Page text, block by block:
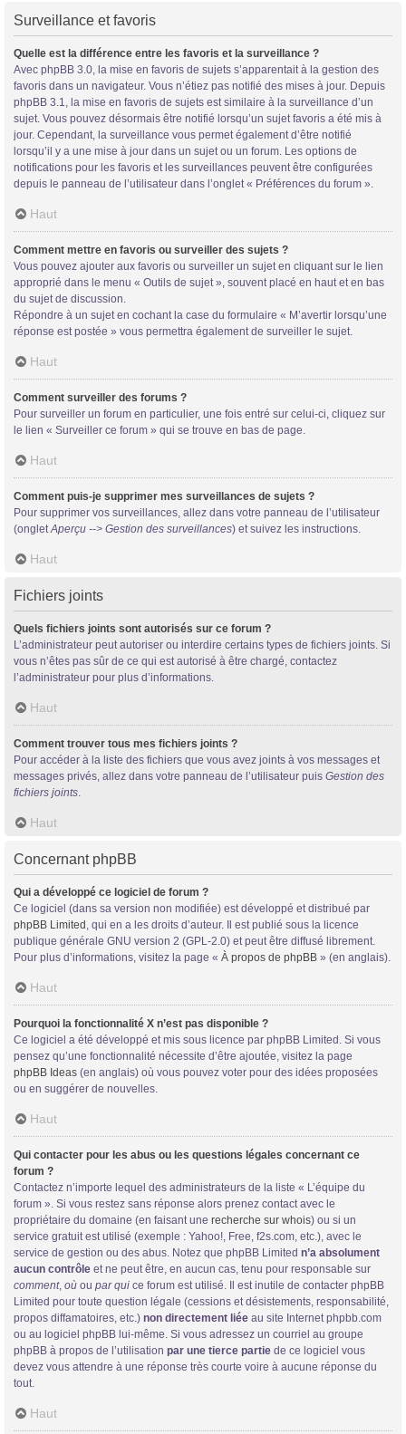
Surveillance et favoris
Quelle est la différence entre les favoris et la surveillance ?
Avec phpBB 3.0, la mise en favoris de sujets s’apparentait à la gestion des
favoris dans un navigateur. Vous n’étiez pas notifié des mises à jour. Depuis
phpBB 3.1, la mise en favoris de sujets est similaire à la surveillance d’un
sujet. Vous pouvez désormais être notifié lorsqu’un sujet favoris a été mis à
jour. Cependant, la surveillance vous permet également d’être notifié
lorsqu’il y a une mise à jour dans un sujet ou un forum. Les options de
notifications pour les favoris et les surveillances peuvent être configurées
depuis le panneau de l’utilisateur dans l’onglet « Préférences du forum ».
Haut
Comment mettre en favoris ou surveiller des sujets ?
Vous pouvez ajouter aux favoris ou surveiller un sujet en cliquant sur le lien
approprié dans le menu « Outils de sujet », souvent placé en haut et en bas
du sujet de discussion.
Répondre à un sujet en cochant la case du formulaire « M’avertir lorsqu’une
réponse est postée » vous permettra également de surveiller le sujet.
Haut
Comment surveiller des forums ?
Pour surveiller un forum en particulier, une fois entré sur celui-ci, cliquez sur
le lien « Surveiller ce forum » qui se trouve en bas de page.
Haut
Comment puis-je supprimer mes surveillances de sujets ?
Pour supprimer vos surveillances, allez dans votre panneau de l’utilisateur
(ongletAperçu --> Gestion des surveillances) et suivez les instructions.
Haut
Fichiers joints
Quels fichiers joints sont autorisés sur ce forum ?
L’administrateur peut autoriser ou interdire certains types de fichiers joints. Si
vous n’êtes pas sûr de ce qui est autorisé à être chargé, contactez
l’administrateur pour plus d’informations.
Haut
Comment trouver tous mes fichiers joints ?
Pour accéder à la liste des fichiers que vous avez joints à vos messages et
messages privés, allez dans votre panneau de l’utilisateur puis Gestion des
fichiers joints.
Haut
Concernant phpBB
Qui a développé ce logiciel de forum ?
Ce logiciel (dans sa version non modifiée) est développé et distribué par
phpBB Limited, qui en a les droits d’auteur. Il est publié sous la licence
publique générale GNU version 2 (GPL-2.0) et peut être diffusé librement.
Pour plus d’informations, visitez la page « À propos de phpBB » (en anglais).
Haut
Pourquoi la fonctionnalité X n’est pas disponible ?
Ce logiciel a été développé et mis sous licence par phpBB Limited. Si vous
pensez qu’une fonctionnalité nécessite d’être ajoutée, visitez la page
phpBB Ideas (en anglais) où vous pouvez voter pour des idées proposées
ou en suggérer de nouvelles.
Haut
Qui contacter pour les abus ou les questions légales concernant ce
forum ?
Contactez n’importe lequel des administrateurs de la liste « L’équipe du
forum ». Si vous restez sans réponse alors prenez contact avec le
propriétaire du domaine (en faisant une recherche sur whois) ou si un
service gratuit est utilisé (exemple : Yahoo!, Free, f2s.com, etc.), avec le
service de gestion ou des abus. Notez que phpBB Limited n’a absolument
aucun contrôle et ne peut être, en aucun cas, tenu pour responsable sur
comment, où ou par qui ce forum est utilisé. Il est inutile de contacter phpBB
Limited pour toute question légale (cessions et désistements, responsabilité,
propos diffamatoires, etc.) non directement liée au site Internet phpbb.com
ou au logiciel phpBB lui-même. Si vous adressez un courriel au groupe
phpBB à propos de l’utilisation par une tierce partie de ce logiciel vous
devez vous attendre à une réponse très courte voire à aucune réponse du
tout.
Haut